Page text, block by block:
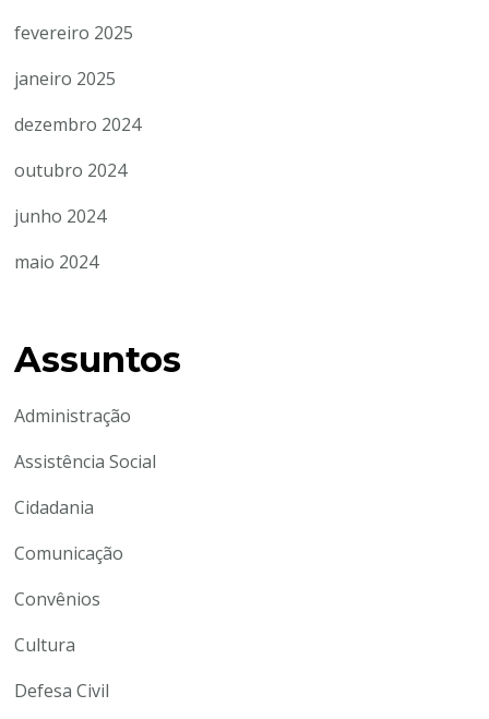
fevereiro 2025
janeiro 2025
dezembro 2024
outubro 2024
junho 2024
maio 2024
Assuntos
Administração
Assistência Social
Cidadania
Comunicação
Convênios
Cultura
Defesa Civil